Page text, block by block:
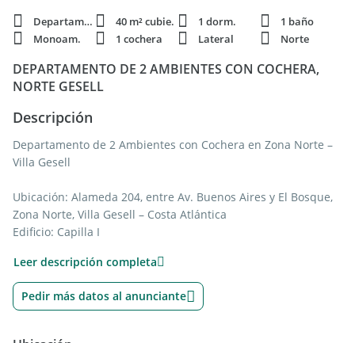
Departamento 40 m² cubie. 1 dorm.
1 baño
Monoam.
1 cochera Lateral Norte
DEPARTAMENTO DE 2 AMBIENTES CON COCHERA,
NORTE GESELL
Descripción
Departamento de 2 Ambientes con Cochera en Zona Norte –
Villa Gesell
Ubicación: Alameda 204, entre Av. Buenos Aires y El Bosque,
Zona Norte, Villa Gesell – Costa Atlántica
Edificio: Capilla I
Superficie de cochera: 14 m²
Valor: U$S 42.000 Retasado
Leer descripción completa
Pedir más datos al anunciante